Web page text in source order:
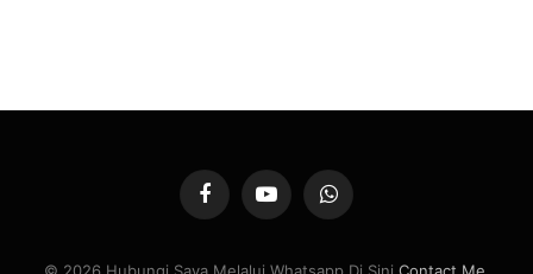
FacebookYouTubeWhatsApp
© 2026 Hubungi Saya Melalui Whatsapp Di Sini Contact Me